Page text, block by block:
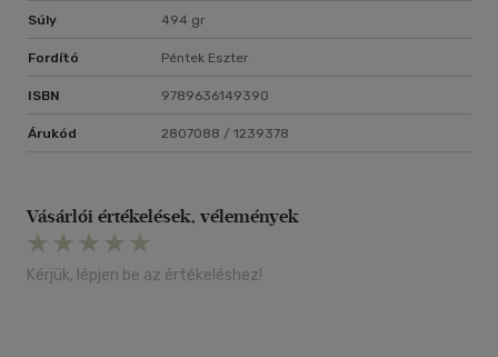
Súly 494 gr
Fordító Péntek Eszter
ISBN 9789636149390
Árukód 2807088 / 1239378
Vásárlói értékelések, vélemények
Kérjük, lépjen be az értékeléshez!